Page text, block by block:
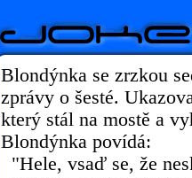
Blondýnka se zrzkou
zprávy o šesté.
který stál na mostě a
Blondýnka povídá:
"Hele, vsaď se, že